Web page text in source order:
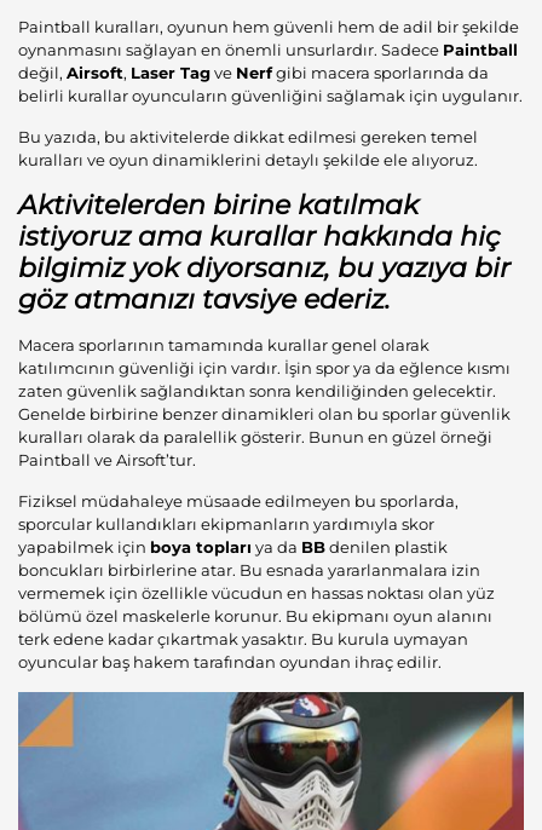
Paintball kuralları, oyunun hem güvenli hem de adil bir şekilde
oynanmasını sağlayan en önemli unsurlardır. Sadece Paintball
değil, Airsoft, Laser Tagve Nerfgibi macera sporlarında da
belirli kurallar oyuncuların güvenliğini sağlamak için uygulanır.
Bu yazıda, bu aktivitelerde dikkat edilmesi gereken temel
kuralları ve oyun dinamiklerini detaylı şekilde ele alıyoruz.
Aktivitelerden birine katılmak
istiyoruz ama kurallar hakkında hiç
bilgimiz yok diyorsanız, bu yazıya bir
göz atmanızı tavsiye ederiz.
Macera sporlarının tamamında kurallar genel olarak
katılımcının güvenliği için vardır. İşin spor ya da eğlence kısmı
zaten güvenlik sağlandıktan sonra kendiliğinden gelecektir.
Genelde birbirine benzer dinamikleri olan bu sporlar güvenlik
kuralları olarak da paralellik gösterir. Bunun en güzel örneği
Paintball ve Airsoft’tur.
Fiziksel müdahaleye müsaade edilmeyen bu sporlarda,
sporcular kullandıkları ekipmanların yardımıyla skor
yapabilmek için boya topları ya da BBdenilen plastik
boncukları birbirlerine atar. Bu esnada yararlanmalara izin
vermemek için özellikle vücudun en hassas noktası olan yüz
bölümü özel maskelerle korunur. Bu ekipmanı oyun alanını
terk edene kadar çıkartmak yasaktır. Bu kurula uymayan
oyuncular baş hakem tarafından oyundan ihraç edilir.